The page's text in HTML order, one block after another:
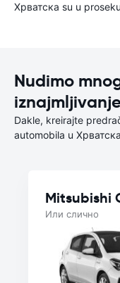
Хрватска su u
Nudimo
Dakle, kreirajte
automobila u Хрватска
Mitsubishi
Или слично